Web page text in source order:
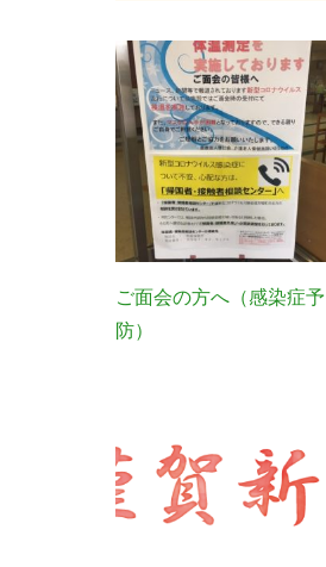
ご面会の方へ（感染症予
防）